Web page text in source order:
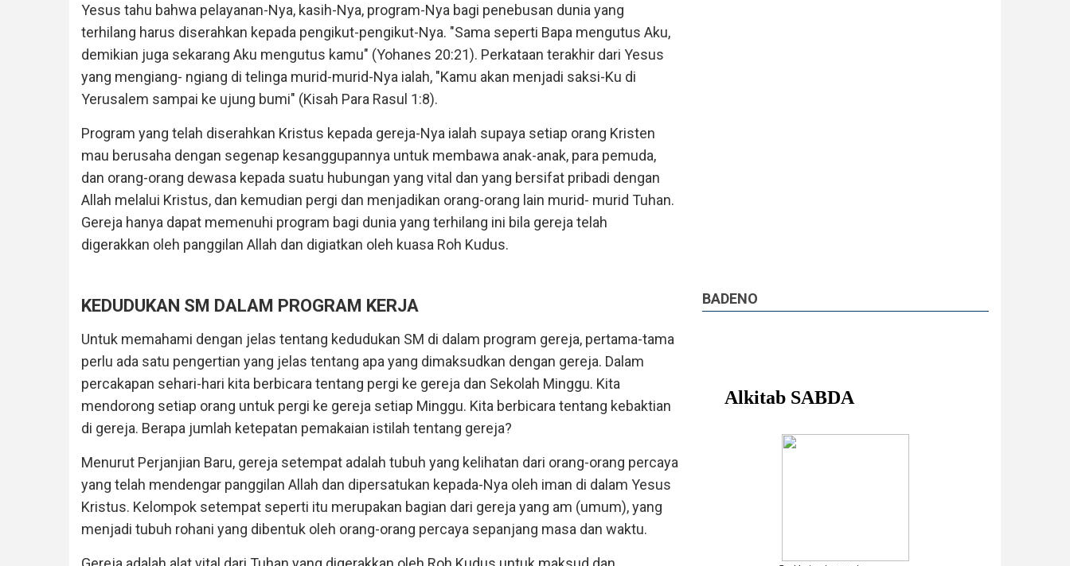
Yesus tahu bahwa pelayanan-Nya, kasih-Nya, program-Nya bagi penebusan dunia yang
terhilang harus diserahkan kepada pengikut-pengikut-Nya. "Sama seperti Bapa mengutus Aku,
demikian juga sekarang Aku mengutus kamu" (Yohanes 20:21). Perkataan terakhir dari Yesus
yang mengiang- ngiang di telinga murid-murid-Nya ialah, "Kamu akan menjadi saksi-Ku di
Yerusalem sampai ke ujung bumi" (Kisah Para Rasul 1:8).
Program yang telah diserahkan Kristus kepada gereja-Nya ialah supaya setiap orang Kristen
mau berusaha dengan segenap kesanggupannya untuk membawa anak-anak, para pemuda,
dan orang-orang dewasa kepada suatu hubungan yang vital dan yang bersifat pribadi dengan
Allah melalui Kristus, dan kemudian pergi dan menjadikan orang-orang lain murid- murid Tuhan.
Gereja hanya dapat memenuhi program bagi dunia yang terhilang ini bila gereja telah
digerakkan oleh panggilan Allah dan digiatkan oleh kuasa Roh Kudus.
KEDUDUKAN SM DALAM PROGRAM KERJA
Untuk memahami dengan jelas tentang kedudukan SM di dalam program gereja, pertama-tama
perlu ada satu pengertian yang jelas tentang apa yang dimaksudkan dengan gereja. Dalam
percakapan sehari-hari kita berbicara tentang pergi ke gereja dan Sekolah Minggu. Kita
mendorong setiap orang untuk pergi ke gereja setiap Minggu. Kita berbicara tentang kebaktian
di gereja. Berapa jumlah ketepatan pemakaian istilah tentang gereja?
Menurut Perjanjian Baru, gereja setempat adalah tubuh yang kelihatan dari orang-orang percaya
yang telah mendengar panggilan Allah dan dipersatukan kepada-Nya oleh iman di dalam Yesus
Kristus. Kelompok setempat seperti itu merupakan bagian dari gereja yang am (umum), yang
menjadi tubuh rohani yang dibentuk oleh orang-orang percaya sepanjang masa dan waktu.
BADENO